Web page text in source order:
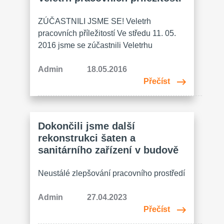
výstavbou jsme přispěli k modernizaci…
ZÚČASTNILI JSME SE! Veletrh
pracovních příležitostí Ve středu 11. 05.
2016 jsme se zúčastnili Veletrhu
Kutná Hora, kam Zruč také patří,
uspořádal Spolek kutnohorských
prostorách Hotelu U Kata, zúčastnilo se…
Admin
18.05.2016
Přečíst
Dokončili jsme další
rekonstrukci šaten a
sanitárního zařízení v budově
Neustálé zlepšování pracovního prostředí
v investovali do několika rekonstrukcí
vnitřních prostor budovy. Poslední
Admin
27.04.2023
Přečíst